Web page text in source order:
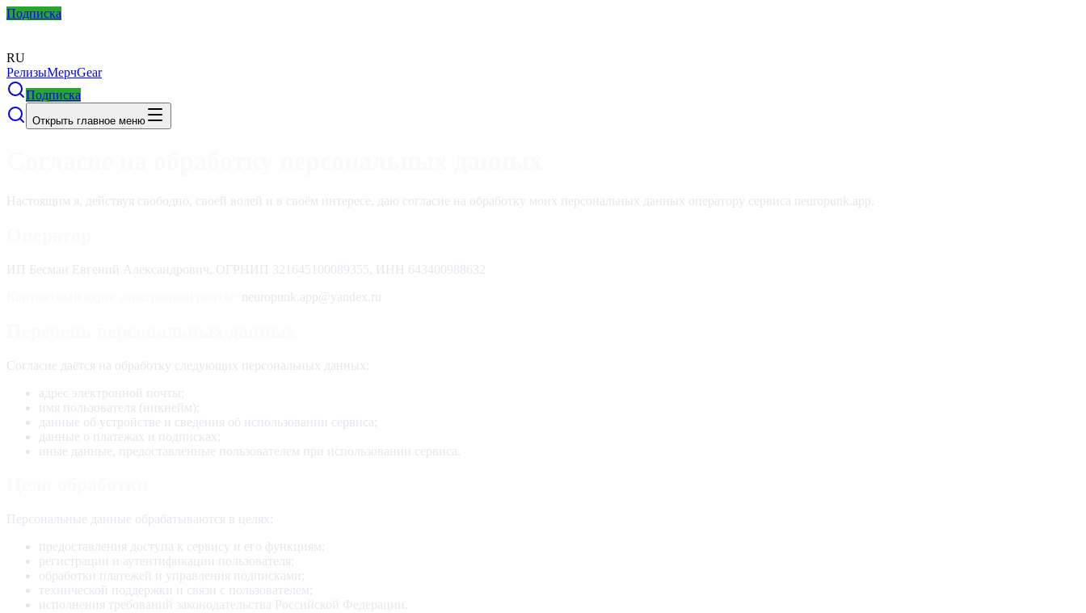
Подписка
RU
РелизыМерчGear
Подписка
Открыть главное меню
Настоящим я, действуя свободно, своей волей и в своём интересе, даю согласие на обработку моих персональных данных оператору сервиса neuropunk.app.
ИП Бесман Евгений Александрович, ОГРНИП 321645100089355, ИНН 643400988632
neuropunk.app@yandex.ru
Согласие даётся на обработку следующих персональных данных:
адрес электронной почты;
имя пользователя (никнейм);
данные об устройстве и сведения об использовании сервиса;
данные о платежах и подписках;
иные данные, предоставленные пользователем при использовании сервиса.
Персональные данные обрабатываются в целях:
предоставления доступа к сервису и его функциям;
регистрации и аутентификации пользователя;
обработки платежей и управления подписками;
технической поддержки и связи с пользователем;
исполнения требований законодательства Российской Федерации.